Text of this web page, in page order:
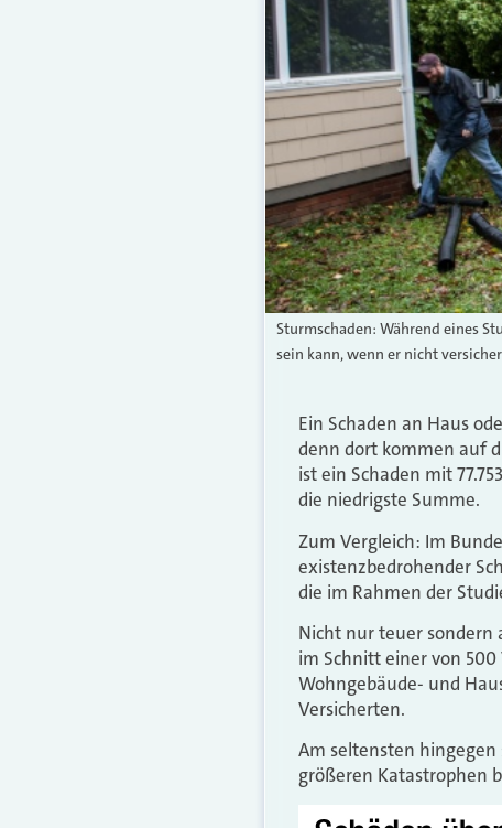
Sturmschaden: Während eines
sein kann, wenn er nicht
Ein Schaden an Haus
denn dort kommen auf
ist ein Schaden mit
die niedrigste Summe.
Zum Vergleich: Im
existenzbedrohender
die im Rahmen der
Nicht nur teuer sondern
im Schnitt einer von
Wohngebäude- und
Versicherten.
Am seltensten
größeren Katastrophen